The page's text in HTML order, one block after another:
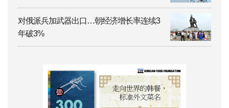
对俄派兵加武器出口…朝经济增长率连续3
年破3%